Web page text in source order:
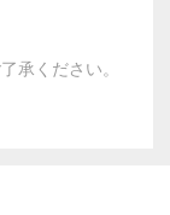
承ください。